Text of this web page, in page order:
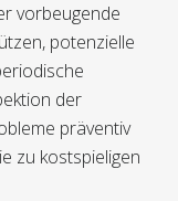
vorbeugende
potenzielle
der
präventiv
zu kostspieligen